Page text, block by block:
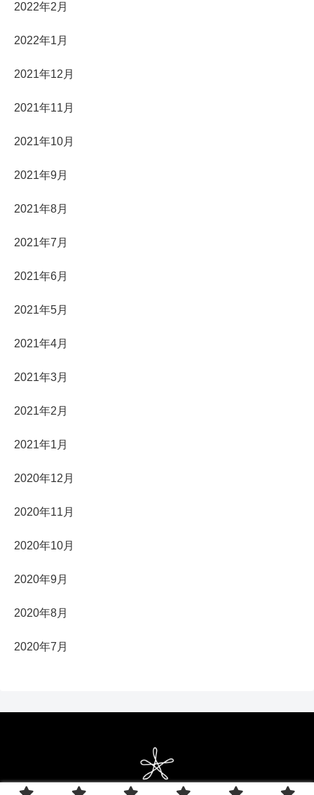
2022年2月
2022年1月
2021年12月
2021年11月
2021年10月
2021年9月
2021年8月
2021年7月
2021年6月
2021年5月
2021年4月
2021年3月
2021年2月
2021年1月
2020年12月
2020年11月
2020年10月
2020年9月
2020年8月
2020年7月